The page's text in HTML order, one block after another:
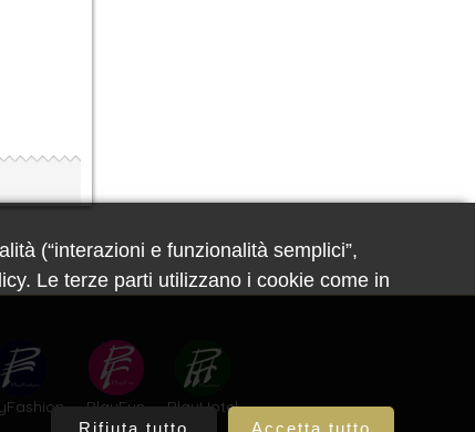
PlayFun PlayHotel
(“interazioni e funzionalità semplici”,
Le terze parti utilizzano i cookie come in